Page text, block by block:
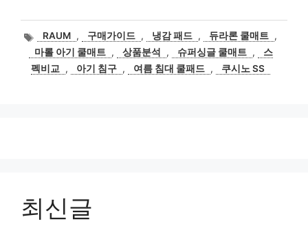
태
그
RAUM , 구매가이드 , 냉감 패드 , 듀라론 쿨매트 ,
마롤 아기 쿨매트 , 상품분석 , 슈퍼싱글 쿨매트 ,
스
펙비교
, 아기 침구 , 여름 침대 쿨패드 , 쿠시노 SS
최신글